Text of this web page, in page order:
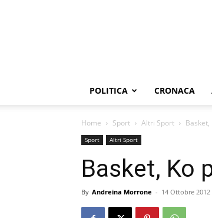
POLITICA CRONACA
Home Sport Altri Sport Basket,
Sport Altri Sport
Basket, Ko
By Andreina Morrone - 14 Ottobre 2012